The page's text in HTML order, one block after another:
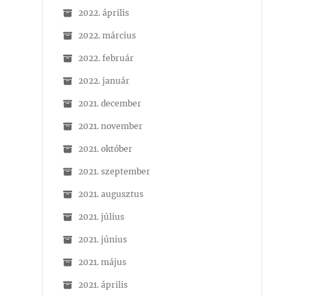
2022. április
2022. március
2022. február
2022. január
2021. december
2021. november
2021. október
2021. szeptember
2021. augusztus
2021. július
2021. június
2021. május
2021. április